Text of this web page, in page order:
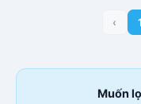
‹ 1
Muốn